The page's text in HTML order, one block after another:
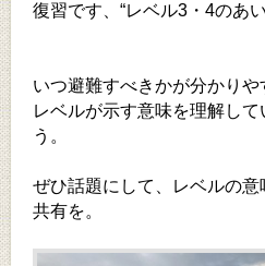
復習です、“レベル3・4のあ
いつ避難すべきかが分かりや
レベルが示す意味を理解し
う。
ぜひ話題にして、レベルの
共有を。